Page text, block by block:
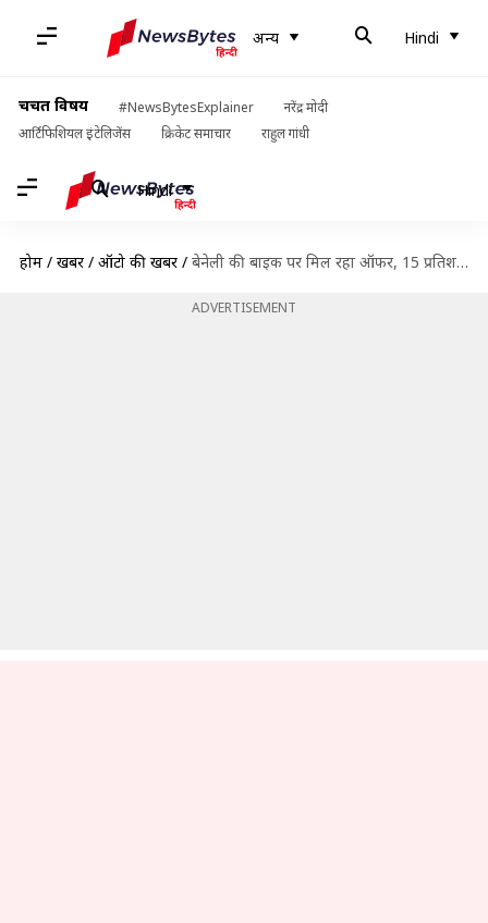
अन्य Hindi
चर्चित विषय #NewsBytesExplainer
नरेंद्र मोदी
आर्टिफिशियल इंटेलिजेंस
क्रिकेट समाचार राहुल गांधी
Hindi
होम / खबरें / ऑटो की खबरें / बेनेली की बाइक पर मिल रहा ऑफर, 15 प्रतिशत डाउन पेमेंट पर खरीदें यह क्रूजर बाइक
ADVERTISEMENT